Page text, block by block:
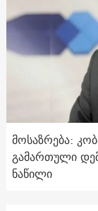
მოსაზრება:
გამართული
ნაწილი